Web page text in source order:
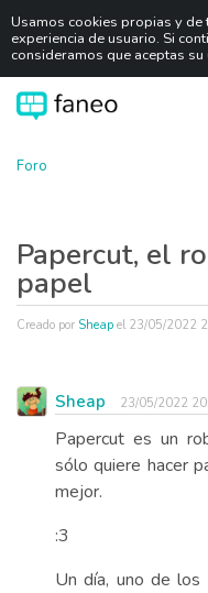
Usamos cookies propias y
experiencia de usuario. Si
consideramos que aceptas su
Foro
Papercut, el
papel
Creado por Sheap el 23/05/2022
Sheap 23/05/2022
Papercut es un
sólo quiere hacer
mejor.
:3
Un día, uno de